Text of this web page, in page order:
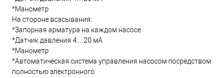
*Манометр
На стороне всасывания:
*Запорная арматура на каждом насосе
*Датчик давления 4…20 мА
*Манометр
*Автоматическая система управления насосом посредством
полностью электронного